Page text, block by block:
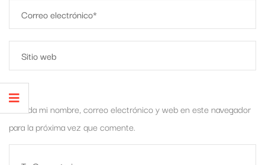
Guarda mi nombre, correo electrónico y web en este navegador
para la próxima vez que comente.